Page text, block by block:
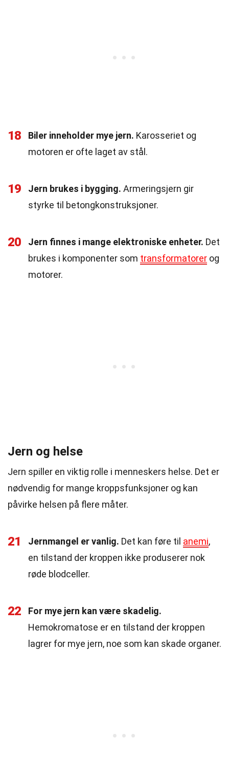
18 Biler inneholder mye jern. Karosseriet og
motoren er ofte laget av stål.
19 Jern brukes i bygging. Armeringsjern gir
styrke til betongkonstruksjoner.
20 Jern finnes i mange elektroniske enheter. Det
brukes i komponenter som transformatorer og
motorer.
Jern og helse
Jern spiller en viktig rolle i menneskers helse. Det er
nødvendig for mange kroppsfunksjoner og kan
påvirke helsen på flere måter.
21 Jernmangel er vanlig. Det kan føre til anemi,
en tilstand der kroppen ikke produserer nok
røde blodceller.
22
For mye jern kan være skadelig.
Hemokromatose er en tilstand der kroppen
lagrer for mye jern, noe som kan skade organer.